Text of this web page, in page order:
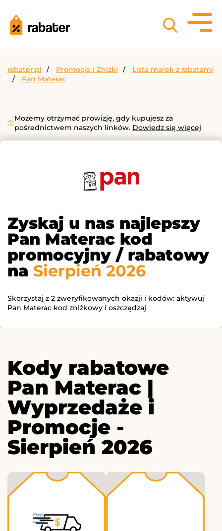
rabater.pl Promocje i Zniżki
Lista marek z rabatami
Pan Materac
Możemy otrzymać prowizję, gdy kupujesz za
pośrednictwem naszych linków. Dowiedz się więcej
Zyskaj u nas najlepszy
Pan Materac kod
promocyjny / rabatowy
na Sierpień 2026
Skorzystaj z 2 zweryfikowanych okazji i kodów: aktywuj
Pan Materac kod zniżkowy i oszczędzaj
Kody rabatowe
Pan Materac |
Wyprzedaże i
Promocje -
Sierpień 2026